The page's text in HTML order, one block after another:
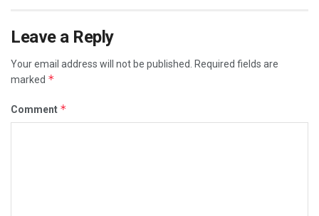
Leave a Reply
Your email address will not be published.
Required fields are
marked *
Comment *